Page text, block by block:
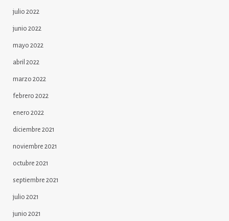
julio 2022
junio 2022
mayo 2022
abril 2022
marzo 2022
febrero 2022
enero 2022
diciembre 2021
noviembre 2021
octubre 2021
septiembre 2021
julio 2021
junio 2021